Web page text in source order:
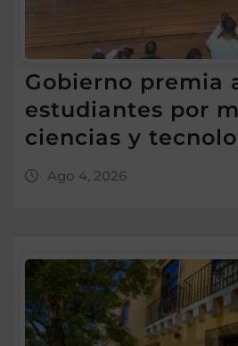
Gobierno premia
estudiantes por
ciencias y
Ago 4, 2026